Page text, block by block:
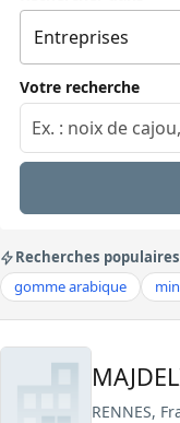
Votre recherche
Recherches populaires
gomme arabique
RENNES,